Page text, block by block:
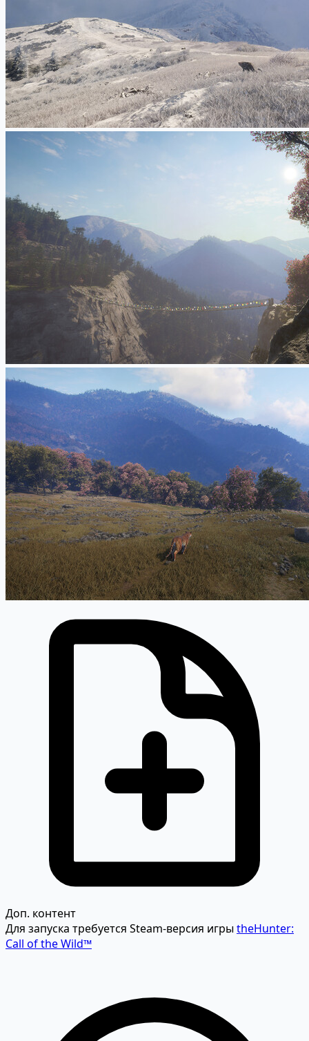
Доп. контент
Для запуска требуется Steam-версия игрыtheHunter:
Call of the Wild™